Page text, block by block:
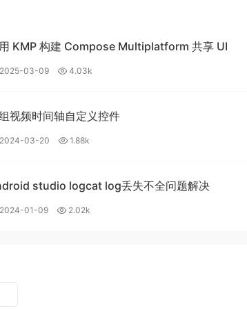
KMP 构建 Compose Multiplatform 共享 UI
2025-03-09 4.03k
视频时间轴自定义控件
2024-03-20 1.88k
studio logcat log丢失不全问题解决
2024-01-09 2.02k